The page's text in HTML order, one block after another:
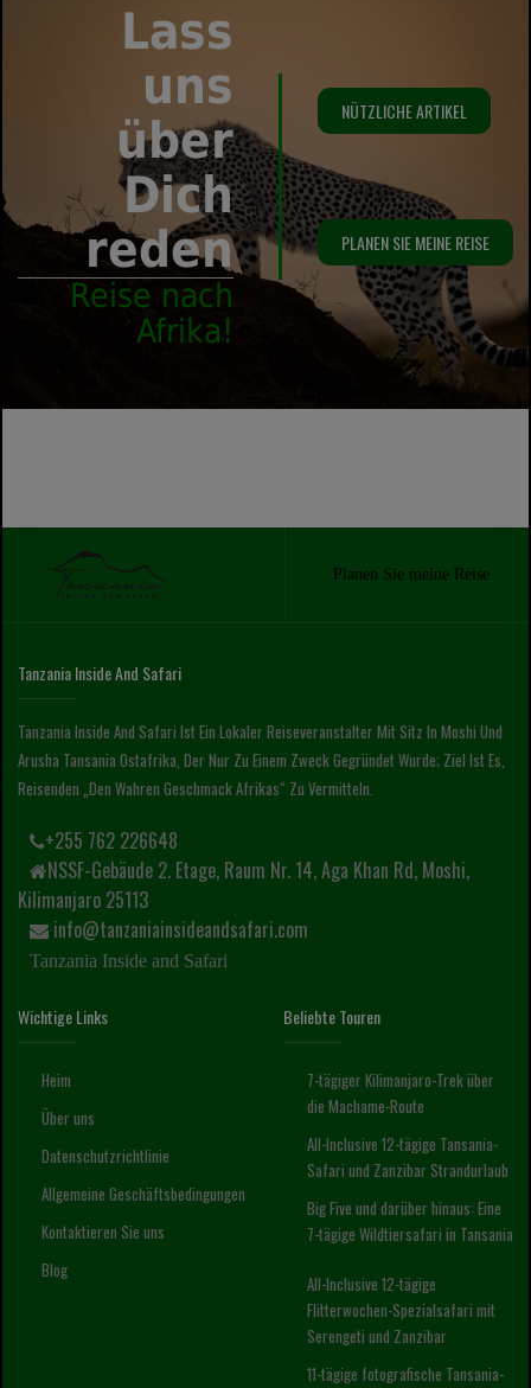
Lass
uns
über
Dich
reden
Reise nach
Afrika!
NÜTZLICHE ARTIKEL
PLANEN SIE MEINE REISE
Planen Sie meine Reise
Tanzania Inside And Safari
Tanzania Inside And Safari Ist Ein Lokaler Reiseveranstalter Mit Sitz In Moshi Und
Arusha Tansania Ostafrika, Der Nur Zu Einem Zweck Gegründet Wurde; Ziel Ist Es,
Reisenden „den Wahren Geschmack Afrikas“ Zu Vermitteln.
+255 762 226648
NSSF-Gebäude 2. Etage, Raum Nr. 14, Aga Khan Rd, Moshi,
Kilimanjaro 25113
info@tanzaniainsideandsafari.com
Tanzania Inside and Safari
Wichtige Links
Heim
Über uns
Datenschutzrichtlinie
Allgemeine Geschäftsbedingungen
Kontaktieren Sie uns
Blog
Beliebte Touren
7-tägiger Kilimanjaro-Trek über
die Machame-Route
All-Inclusive 12-tägige Tansania-
Safari und Zanzibar Strandurlaub
Big Five und darüber hinaus: Eine
7-tägige Wildtiersafari in Tansania
All-Inclusive 12-tägige
Flitterwochen-Spezialsafari mit
Serengeti und Zanzibar
11-tägige fotografische Tansania-